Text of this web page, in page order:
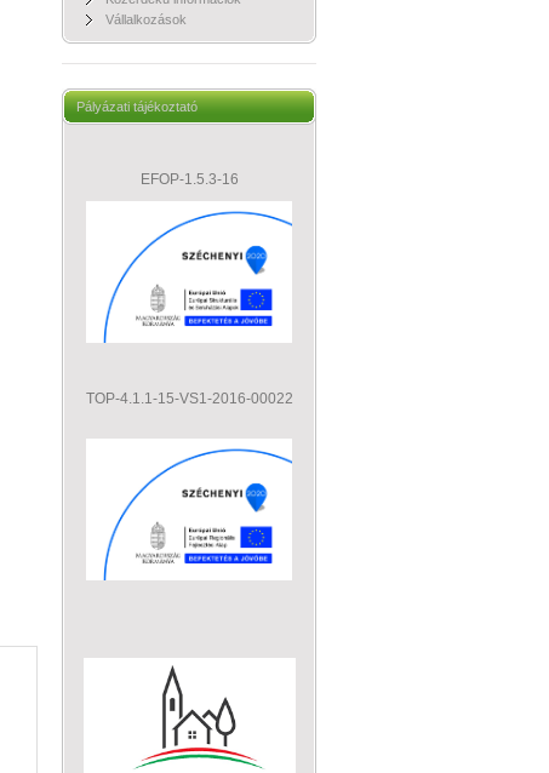
Vállalkozások
Pályázati tájékoztató
EFOP-1.5.3-16
TOP-4.1.1-15-VS1-2016-00022